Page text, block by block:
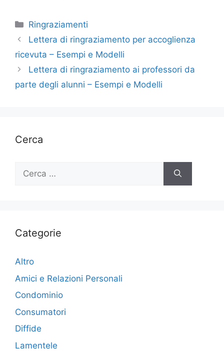
Categorie
Ringraziamenti
Lettera di ringraziamento per accoglienza
ricevuta – Esempi e Modelli
Lettera di ringraziamento ai professori da
parte degli alunni – Esempi e Modelli
Cerca
Ricerca
Categorie
Altro
Amici e Relazioni Personali
Condominio
Consumatori
Diffide
Lamentele